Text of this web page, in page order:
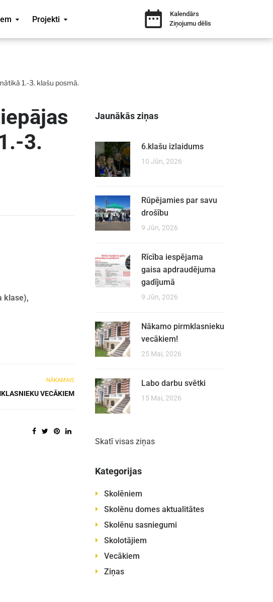
Projekti
Kalendārs
Ziņojumu dēlis
1.-3. klašu posmā.
3.
klase),
NĀKAMAIS
VECĀKIEM
Jaunākās ziņas
6.klašu izlaidums
10 Jūn, 2026
Rūpējamies par savu
drošību
9 Jūn, 2026
Rīcība iespējama
gaisa apdraudējuma
gadījumā
9 Jūn, 2026
Nākamo pirmklasnieku
vecākiem!
25 Mai, 2026
Labo darbu svētki
15 Mai, 2026
Skatī visas ziņas
Kategorijas
Skolēniem
Skolēnu domes aktualitātes
Skolēnu sasniegumi
Skolotājiem
Vecākiem
Ziņas